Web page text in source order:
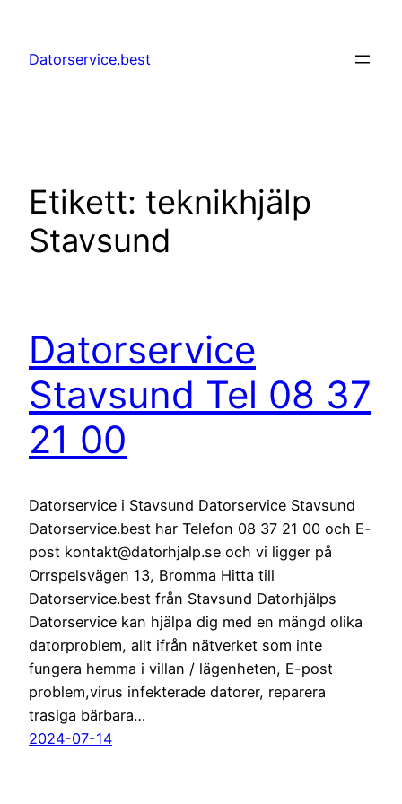
innehåll
Datorservice.best
Etikett: teknikhjälp
Stavsund
Datorservice
Stavsund Tel 08 37
21 00
Datorservice i Stavsund Datorservice Stavsund
Datorservice.best har Telefon 08 37 21 00 och E-
post kontakt@datorhjalp.se och vi ligger på
Orrspelsvägen 13, Bromma Hitta till
Datorservice.best från Stavsund Datorhjälps
Datorservice kan hjälpa dig med en mängd olika
datorproblem, allt ifrån nätverket som inte
fungera hemma i villan / lägenheten, E-post
problem,virus infekterade datorer, reparera
trasiga bärbara…
2024-07-14